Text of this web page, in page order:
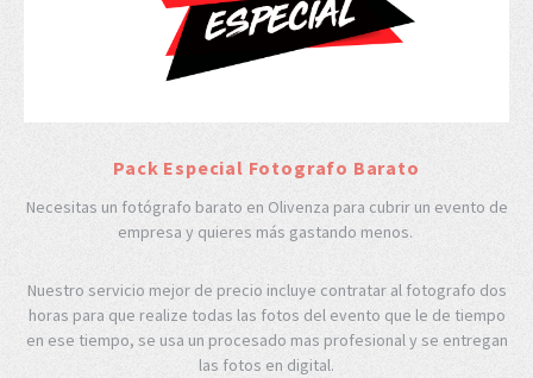
Pack Especial Fotografo Barato
Necesitas un fotógrafo barato en Olivenza para cubrir un evento de
empresa y quieres más gastando menos.
Nuestro servicio mejor de precio incluye contratar al fotografo dos
horas para que realize todas las fotos del evento que le de tiempo
en ese tiempo, se usa un procesado mas profesional y se entregan
las fotos en digital.